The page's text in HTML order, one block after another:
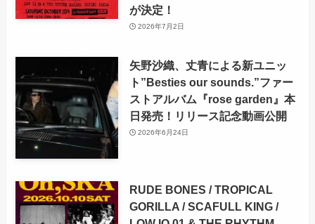
が決定！
2026年7月2日
矢野沙織、丈青による新ユニッ
ト”Besties our sounds.”ファー
ストアルバム『rose garden』本
日発売！リリース記念動画公開
2026年6月24日
RUDE BONES / TROPICAL
GORILLA / SCAFULL KING /